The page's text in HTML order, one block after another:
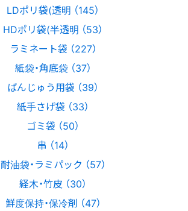
LDポリ袋(透明 （145）
HDポリ袋(半透明 （53）
ラミネート袋 （227）
紙袋・角底袋 （37）
ばんじゅう用袋 （39）
紙手さげ袋 （33）
ゴミ袋 （50）
串 （14）
耐油袋・ラミパック （57）
経木・竹皮 （30）
鮮度保持・保冷剤 （47）